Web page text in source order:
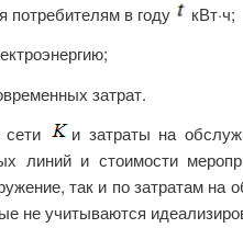
потребителям в году
кВт·ч;
затрат.
и затраты на
линий и стоимости
так и по затратам
не учитываются